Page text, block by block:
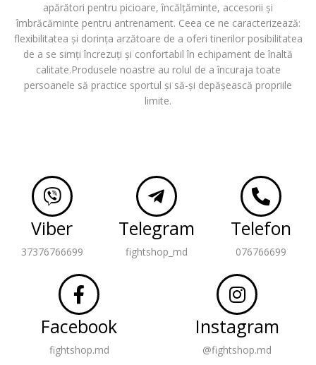
apărători pentru picioare, încălțăminte, accesorii și
îmbrăcăminte pentru antrenament. Ceea ce ne caracterizează:
flexibilitatea și dorința arzătoare de a oferi tinerilor posibilitatea
de a se simți încrezuți și confortabil în echipament de înaltă
calitate.Produsele noastre au rolul de a încuraja toate
persoanele să practice sportul și să-și depășească propriile
limite.
Viber
37376766699
Telegram
fightshop_md
Telefon
076766699
Facebook
fightshop.md
Instagram
@fightshop.md